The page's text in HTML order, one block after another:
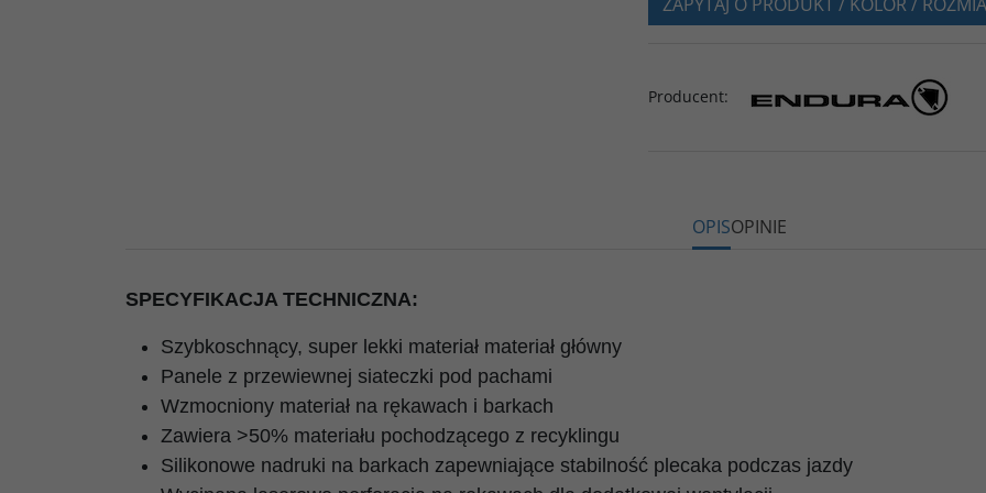
Producent:
OPISOPINIE
SPECYFIKACJA TECHNICZNA:
Szybkoschnący, super lekki materiał materiał główny
Panele z przewiewnej siateczki pod pachami
Wzmocniony materiał na rękawach i barkach
Zawiera >50% materiału pochodzącego z recyklingu
Silikonowe nadruki na barkach zapewniające stabilność plecaka podczas jazdy